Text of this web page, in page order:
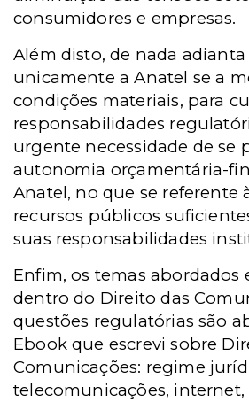
consumidores e empresas.
Além disto, de nada
unicamente a Anatel se a
condições materiais, para
responsabilidades
urgente necessidade de se
autonomia orçamentária-
Anatel, no que se referente
recursos públicos
suas responsabilidades
Enfim, os temas abordados
dentro do Direito das
questões regulatórias são
Ebook que escrevi sobre
Comunicações: regime
telecomunicações, internet,